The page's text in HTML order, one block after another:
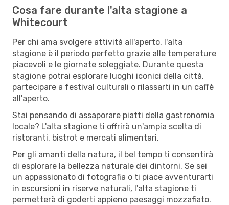
Cosa fare durante l'alta stagione a
Whitecourt
Per chi ama svolgere attività all'aperto, l'alta
stagione è il periodo perfetto grazie alle temperature
piacevoli e le giornate soleggiate. Durante questa
stagione potrai esplorare luoghi iconici della città,
partecipare a festival culturali o rilassarti in un caffè
all'aperto.
Stai pensando di assaporare piatti della gastronomia
locale? L'alta stagione ti offrirà un'ampia scelta di
ristoranti, bistrot e mercati alimentari.
Per gli amanti della natura, il bel tempo ti consentirà
di esplorare la bellezza naturale dei dintorni. Se sei
un appassionato di fotografia o ti piace avventurarti
in escursioni in riserve naturali, l'alta stagione ti
permetterà di goderti appieno paesaggi mozzafiato.